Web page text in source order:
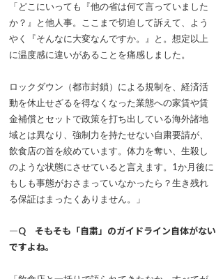
「どこにいっても『他の省は何て言っていました
か？』と他人事。ここまで切迫して訴えて、よう
やく『そんなに大変なんですか。』と。想定以上
に温度感に違いがあることを痛感しました。
ロックダウン（都市封鎖）による規制を、経済活
動を休止せざるを得なくなった業態への家賃や賃
金補償とセットで政策を打ち出している海外諸地
域とは異なり、強制力を持たせない自粛要請が、
飲食店の首を絞めています。体力を奪い、生殺し
のような状態にさせていると言えます。1か月後に
もしも事態がおさまっていなかったら？生き残れ
る保証はまったくありません。」
―Q そもそも「自粛」のガイドライン自体がない
ですよね。